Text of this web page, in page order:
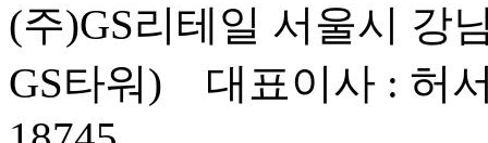
(주)GS리테일 서울시 강
GS타워) 대표이사 : 허